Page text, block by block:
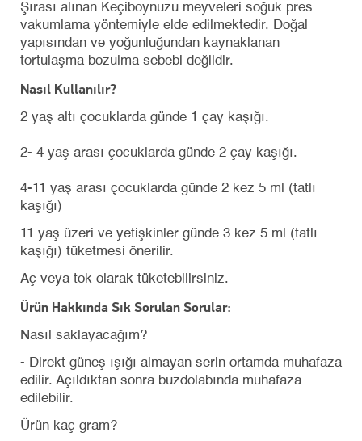
Şırası alınan Keçiboynuzu meyveleri soğuk pres
vakumlama yöntemiyle elde edilmektedir. Doğal
yapısından ve yoğunluğundan kaynaklanan
tortulaşma bozulma sebebi değildir.
Nasıl Kullanılır?
2 yaş altı çocuklarda günde 1 çay kaşığı.
2- 4 yaş arası çocuklarda günde 2 çay kaşığı.
4-11 yaş arası çocuklarda günde 2 kez 5 ml (tatlı
kaşığı)
11 yaş üzeri ve yetişkinler günde 3 kez 5 ml (tatlı
kaşığı) tüketmesi önerilir.
Aç veya tok olarak tüketebilirsiniz.
Ürün Hakkında Sık Sorulan Sorular:
Nasıl saklayacağım?
- Direkt güneş ışığı almayan serin ortamda muhafaza
edilir. Açıldıktan sonra buzdolabında muhafaza
edilebilir.
Ürün kaç gram?